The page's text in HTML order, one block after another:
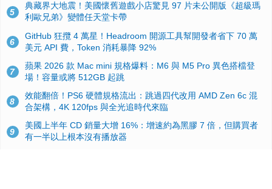
5
典藏界大地震！美國懷舊遊戲小店驚見 97 片未公開版《超級瑪
利歐兄弟》變體任天堂卡帶
6
GitHub 狂攬 4 萬星！Headroom 開源工具幫開發者省下 70 萬
美元 API 費，Token 消耗暴降 92%
7
蘋果 2026 款 Mac mini 規格爆料：M6 與 M5 Pro 異色搭檔登
場！容量或將 512GB 起跳
8
效能翻倍！PS6 硬體規格流出：跳過四代改用 AMD Zen 6c 混
合架構，4K 120fps 與全光追時代來臨
9
美國上半年 CD 銷量大增 16%：增速約為黑膠 7 倍，但購買者
有一半以上根本沒有播放器